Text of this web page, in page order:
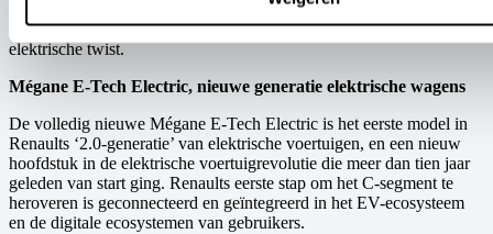
is een leuk en erg compact stadswagentje, dat een van Renaults
tijdloze hits naar de toekomst katapulteert, met een moderne, zuiver
elektrische twist.
Mégane E-Tech Electric, nieuwe generatie elektrische wagens
De volledig nieuwe Mégane E-Tech Electric is het eerste model in
Renaults ‘2.0-generatie’ van elektrische voertuigen, en een nieuw
hoofdstuk in de elektrische voertuigrevolutie die meer dan tien jaar
geleden van start ging. Renaults eerste stap om het C-segment te
heroveren is geconnecteerd en geïntegreerd in het EV-ecosysteem
en de digitale ecosystemen van gebruikers.